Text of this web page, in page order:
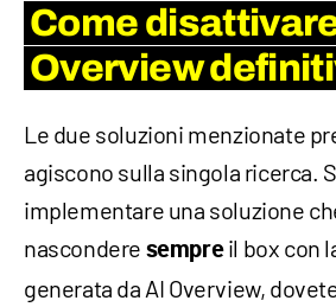
Come
Overview
Le due soluzioni menzionate
agiscono sulla singola ricerca.
implementare una soluzione
nascondere sempre il box con
generata da AI Overview,